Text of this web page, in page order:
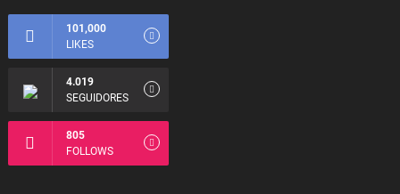
101,000
LIKES
4.019
SEGUIDORES
805
FOLLOWS